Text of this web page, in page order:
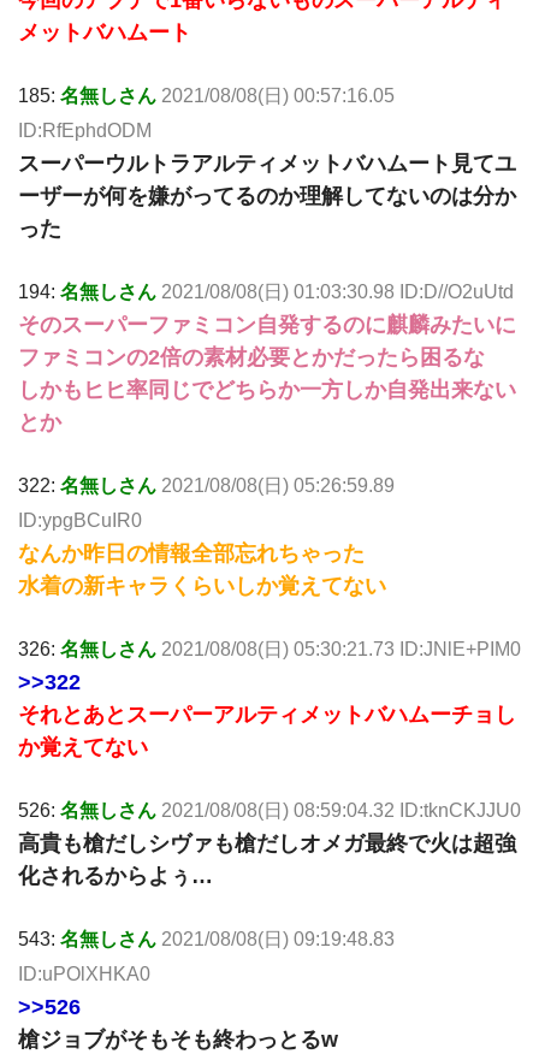
メットバハムート
185: 名無しさん 2021/08/08(日) 00:57:16.05
ID:RfEphdODM
スーパーウルトラアルティメットバハムート見てユ
ーザーが何を嫌がってるのか理解してないのは分か
った
194: 名無しさん 2021/08/08(日) 01:03:30.98 ID:D//O2uUtd
そのスーパーファミコン自発するのに麒麟みたいに
ファミコンの2倍の素材必要とかだったら困るな
しかもヒヒ率同じでどちらか一方しか自発出来ない
とか
322: 名無しさん 2021/08/08(日) 05:26:59.89
ID:ypgBCuIR0
なんか昨日の情報全部忘れちゃった
水着の新キャラくらいしか覚えてない
326: 名無しさん 2021/08/08(日) 05:30:21.73 ID:JNlE+PIM0
>>322
それとあとスーパーアルティメットバハムーチョし
か覚えてない
526: 名無しさん 2021/08/08(日) 08:59:04.32 ID:tknCKJJU0
高貴も槍だしシヴァも槍だしオメガ最終で火は超強
化されるからよぅ…
543: 名無しさん 2021/08/08(日) 09:19:48.83
ID:uPOlXHKA0
>>526
槍ジョブがそもそも終わっとるw